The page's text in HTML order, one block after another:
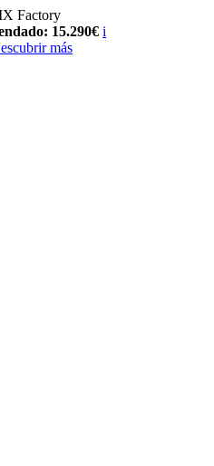
Factory
15.290€ i
más